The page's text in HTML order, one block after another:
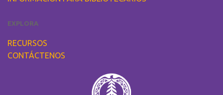
EXPLORA
RECURSOS
CONTÁCTENOS